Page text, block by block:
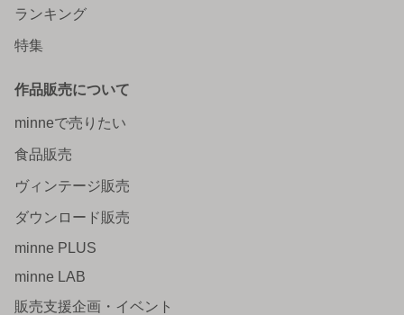
ランキング
特集
作品販売について
minneで売りたい
食品販売
ヴィンテージ販売
ダウンロード販売
minne PLUS
minne LAB
販売支援企画・イベント